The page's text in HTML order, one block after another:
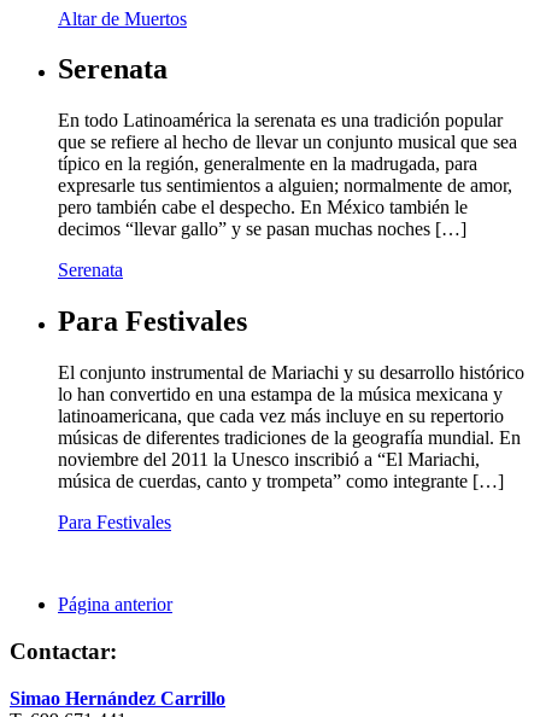
Altar de Muertos
Serenata
En todo Latinoamérica la serenata es una tradición popular
que se refiere al hecho de llevar un conjunto musical que sea
típico en la región, generalmente en la madrugada, para
expresarle tus sentimientos a alguien; normalmente de amor,
pero también cabe el despecho. En México también le
decimos “llevar gallo” y se pasan muchas noches […]
Serenata
Para Festivales
El conjunto instrumental de Mariachi y su desarrollo histórico
lo han convertido en una estampa de la música mexicana y
latinoamericana, que cada vez más incluye en su repertorio
músicas de diferentes tradiciones de la geografía mundial. En
noviembre del 2011 la Unesco inscribió a “El Mariachi,
música de cuerdas, canto y trompeta” como integrante […]
Para Festivales
Página anterior
Contactar:
Simao Hernández Carrillo